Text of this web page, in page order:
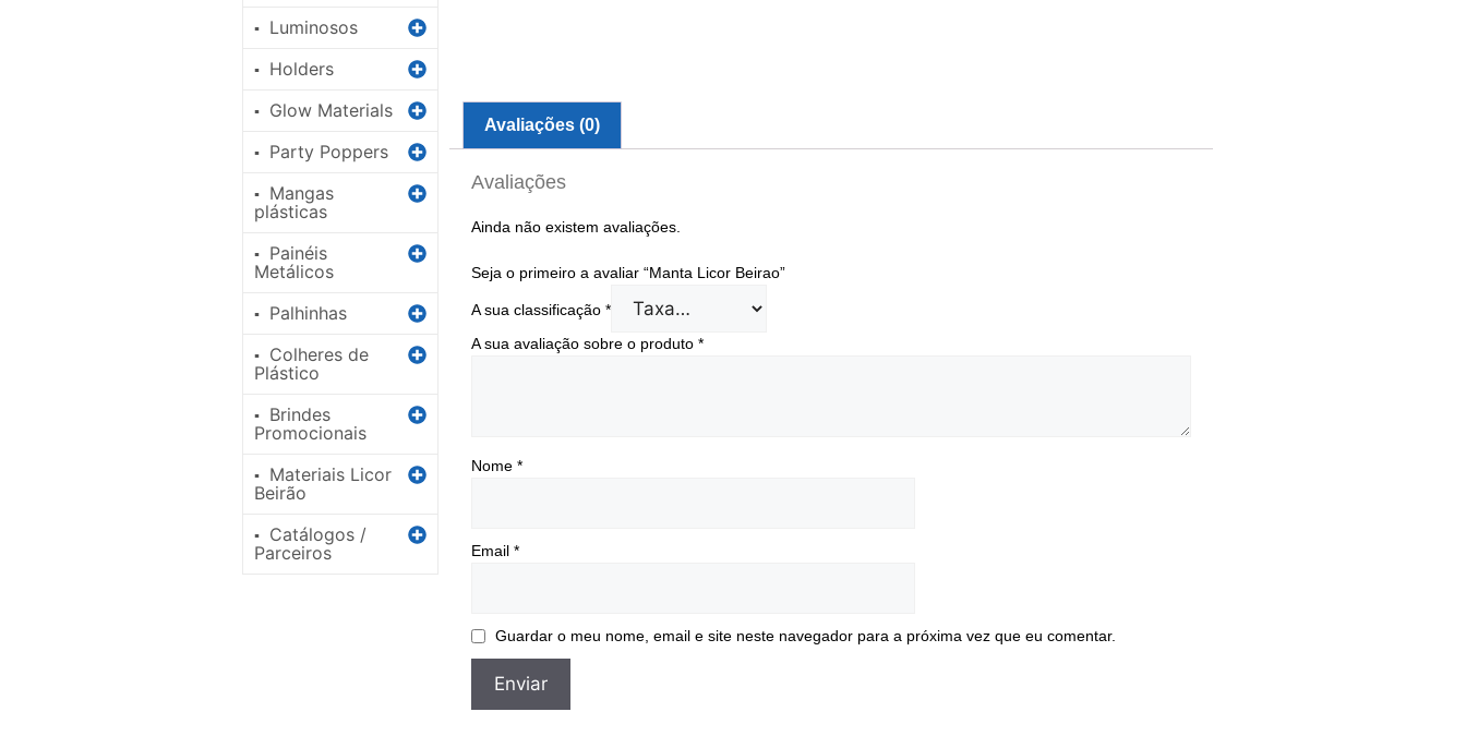
▪ Luminosos
▪ Holders
▪ Glow Materials
▪ Party Poppers
▪
Mangas
plásticas
▪
Painéis
Metálicos
▪ Palhinhas
▪
Colheres de
Plástico
▪
Brindes
Promocionais
▪
Materiais Licor
Beirão
▪
Catálogos /
Parceiros
Avaliações (0)
Avaliações
Ainda não existem avaliações.
Seja o primeiro a avaliar “Manta Licor Beirao”
A sua classificação *
A sua avaliação sobre o produto *
Nome *
Email *
Guardar o meu nome, email e site neste navegador para a próxima vez que eu comentar.